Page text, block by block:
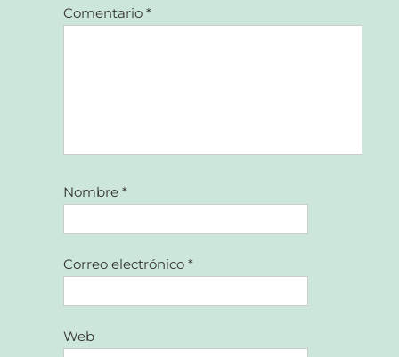
Comentario*
Nombre*
Correo electrónico*
Web